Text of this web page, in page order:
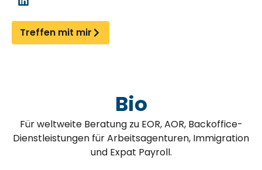
Treffen mit mir
Bio
Für weltweite Beratung zu EOR, AOR, Backoffice-
Dienstleistungen für Arbeitsagenturen, Immigration
und Expat Payroll.